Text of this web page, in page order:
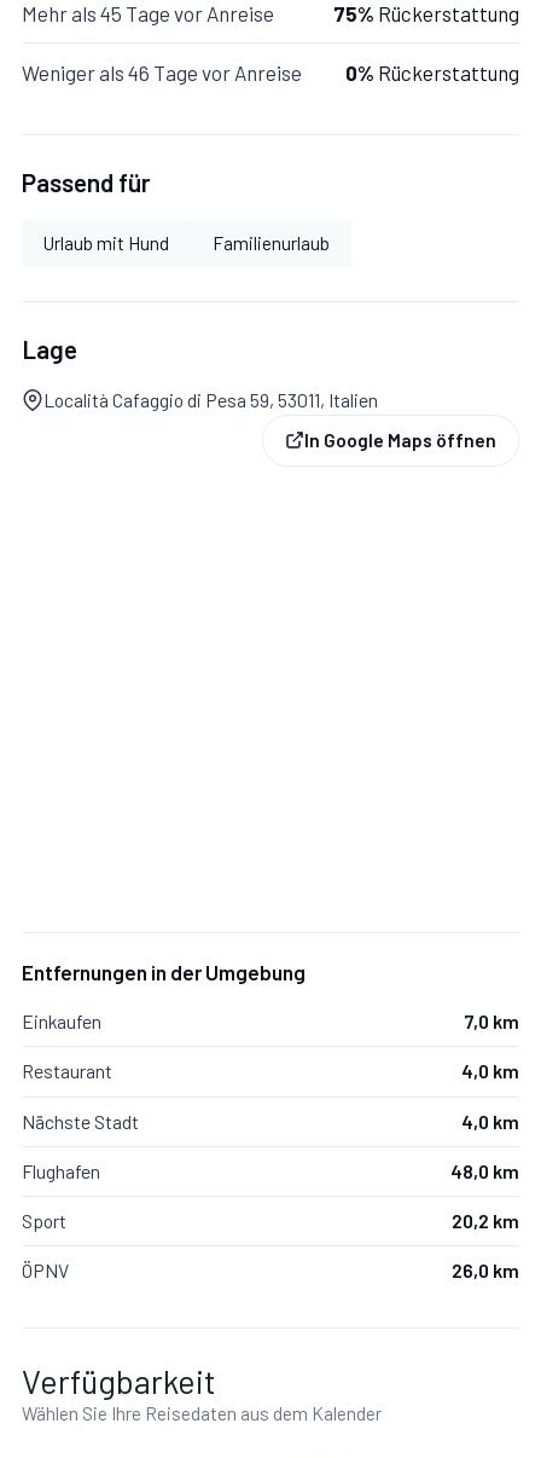
Parkplatz:Parkplatz.
Mehr als 45 Tage vor Anreise 75% Rückerstattung
Weniger als 46 Tage vor Anreise 0% Rückerstattung
Passend für
Urlaub mit Hund Familienurlaub
Lage
Località Cafaggio di Pesa 59, 53011, Italien
In Google Maps öffnen
Entfernungen in der Umgebung
Einkaufen 7,0 km
Restaurant 4,0 km
Nächste Stadt 4,0 km
Flughafen 48,0 km
Sport 20,2 km
ÖPNV 26,0 km
Verfügbarkeit
Wählen Sie Ihre Reisedaten aus dem Kalender